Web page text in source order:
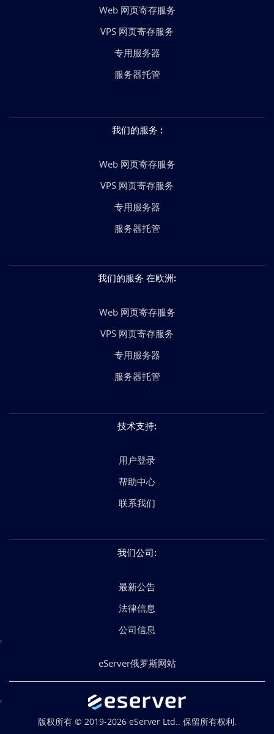
Web 网页寄存服务
VPS 网页寄存服务
专用服务器
服务器托管
我们的服务 :
Web 网页寄存服务
VPS 网页寄存服务
专用服务器
服务器托管
我们的服务 在欧洲:
Web 网页寄存服务
VPS 网页寄存服务
专用服务器
服务器托管
技术支持:
用户登录
帮助中心
联系我们
我们公司:
最新公告
法律信息
公司信息
eServer俄罗斯网站
版权所有 © 2019-2026 eServer Ltd.. 保留所有权利.